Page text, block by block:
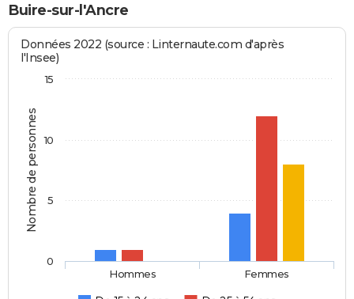
Buire-sur-l'Ancre
Nombre de personnes
Données 2022 (source : Linternaute.com d'après
l'Insee)
Hommes Femmes
0
5
10
15